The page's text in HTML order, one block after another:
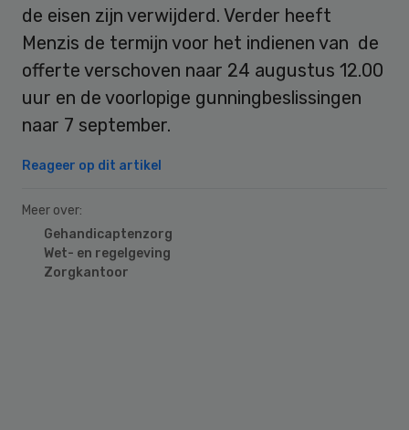
de eisen zijn verwijderd. Verder heeft
Menzis de termijn voor het indienen van de
offerte verschoven naar 24 augustus 12.00
uur en de voorlopige gunningbeslissingen
naar 7 september.
Reageer op dit artikel
Meer over:
Gehandicaptenzorg
Wet- en regelgeving
Zorgkantoor